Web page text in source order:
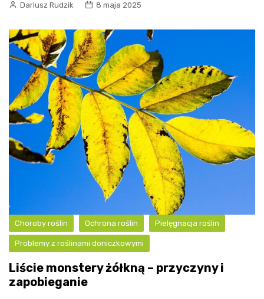
Dariusz Rudzik 8 maja 2025
Choroby roślin Ochrona roślin Pielęgnacja roślin
Problemy z roślinami doniczkowymi
Liście monstery żółkną – przyczyny i
zapobieganie